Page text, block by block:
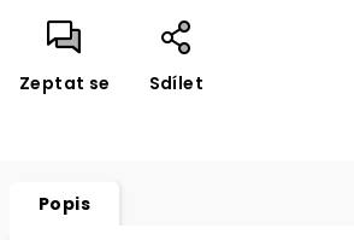
Zeptat se Sdílet
Popis